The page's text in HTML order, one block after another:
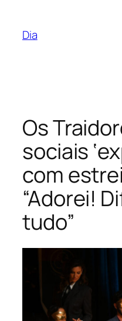
Dia
Os
sociais
com
“Adorei!
tudo”